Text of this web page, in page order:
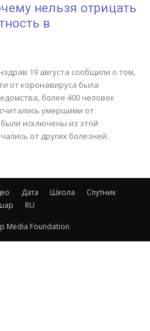
нельзя отрицать
в
19 августа сообщили о том,
от коронавируса была
более 400 человек
умершими от
исключены из этой
от других болезней.
Дата Школа
Спутник
RU
Media Foundation